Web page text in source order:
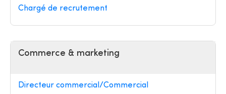
Chargé de recrutement
Commerce & marketing
Directeur commercial/Commercial